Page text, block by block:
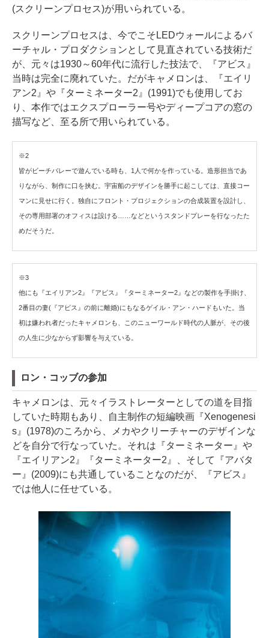
(スクリーンプロセス)が用いられている。
スクリーンプロセスは、今でこそLEDウォールによるバ
ーチャル・プロダクションとして見直されている技術だ
が、元々は1930～60年代に流行した技法で、『アビス』
当時は完全に廃れていた。だがキャメロンは、『エイリ
アン2』や『ターミネーター2』(1991)でも使用してお
り、本作ではエクスプローラー号やディープコアの窓の
描写など、至る所で用いられている。
※2
皆がビーチバレーで遊んでいる時も、1人で何かを作っている。造形担当であ
りながら、制作に口を挟む。宇宙船のデザインを勝手に起こしては、直接コー
マンに見せに行く。独自にフロント・プロジェクションの合成装置を設計し、
その専用部署のオフィスは設ける……などというスタンドプレーを行なったた
めだそうだ。
※3
他にも『エイリアン2』『アビス』『ターミネーター2』などの製作を手掛け、
2番目の妻(『アビス』の前に離婚)にもなるゲイル・アン・ハードもいた。当
初は嫌われ者だったキャメロンも、このニューワールド時代の人脈が、その後
の人生に少なからず影響を与えている。
ロン・コッブの参加
キャメロンは、元々イラストレーターとしての道を目指
していた時期もあり、自主制作の短編映画『Xenogenesi
s』(1978)のころから、メカやクリーチャーのデザインな
どを自分で行なっていた。それは『ターミネーター』や
『エイリアン2』『ターミネーター2』、そして『アバタ
ー』(2009)にも共通していることなのだが、『アビス』
では他人に任せている。